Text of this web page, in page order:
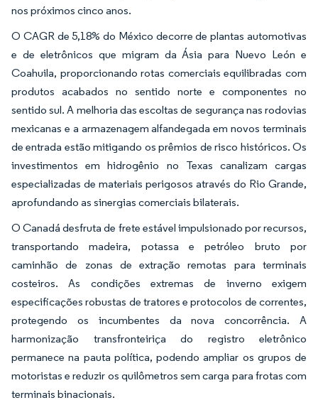
nos próximos cinco anos.
O CAGR de 5,18% do México decorre de plantas automotivas
e de eletrônicos que migram da Ásia para Nuevo León e
Coahuila, proporcionando rotas comerciais equilibradas com
produtos acabados no sentido norte e componentes no
sentido sul. A melhoria das escoltas de segurança nas rodovias
mexicanas e a armazenagem alfandegada em novos terminais
de entrada estão mitigando os prêmios de risco históricos. Os
investimentos em hidrogênio no Texas canalizam cargas
especializadas de materiais perigosos através do Rio Grande,
aprofundando as sinergias comerciais bilaterais.
O Canadá desfruta de frete estável impulsionado por recursos,
transportando madeira, potassa e petróleo bruto por
caminhão de zonas de extração remotas para terminais
costeiros. As condições extremas de inverno exigem
especificações robustas de tratores e protocolos de correntes,
protegendo os incumbentes da nova concorrência. A
harmonização transfronteiriça do registro eletrônico
permanece na pauta política, podendo ampliar os grupos de
motoristas e reduzir os quilômetros sem carga para frotas com
terminais binacionais.